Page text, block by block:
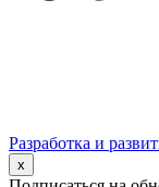
Разработка и
x